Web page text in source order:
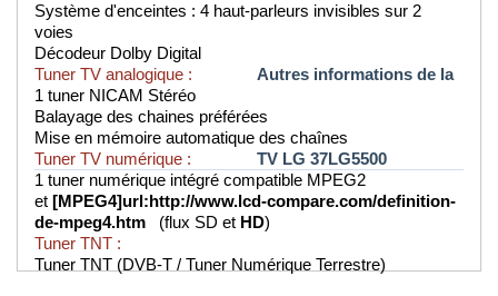
Système d'enceintes : 4 haut-parleurs invisibles sur 2
voies
Décodeur Dolby Digital
Tuner TV analogique :
1 tuner NICAM Stéréo
Balayage des chaines préférées
Mise en mémoire automatique des chaînes
Tuner TV numérique :
1 tuner numérique intégré compatible MPEG2
et [MPEG4]url:http://www.lcd-compare.com/definition-
de-mpeg4.htm
(flux SD et HD)
Tuner TNT :
Tuner TNT (DVB-T / Tuner Numérique Terrestre)
Autres informations de la
TV LG 37LG5500